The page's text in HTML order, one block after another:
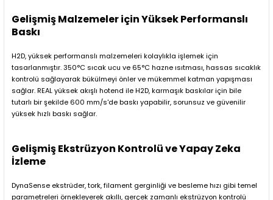
Gelişmiş Malzemeler için Yüksek Performanslı
Baskı
H2D, yüksek performanslı malzemeleri kolaylıkla işlemek için
tasarlanmıştır. 350°C sıcak ucu ve 65°C hazne ısıtması, hassas sıcaklık
kontrolü sağlayarak bükülmeyi önler ve mükemmel katman yapışması
sağlar. REAL yüksek akışlı hotend ile H2D, karmaşık baskılar için bile
tutarlı bir şekilde 600 mm/s'de baskı yapabilir, sorunsuz ve güvenilir
yüksek hızlı baskı sağlar.
Gelişmiş Ekstrüzyon Kontrolü ve Yapay Zeka
İzleme
DynaSense ekstrüder, tork, filament gerginliği ve besleme hızı gibi temel
parametreleri örnekleyerek akıllı, gerçek zamanlı ekstrüzyon kontrolü